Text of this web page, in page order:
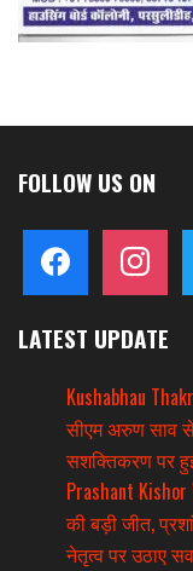
FOLLOW US ON
facebook instagram
LATEST UPDATE
Kushabhau
सीएम अरुण साव
सशक्तिकरण पर
Prashant
की बड़ी जीत,
नेतृत्व पर उठाए